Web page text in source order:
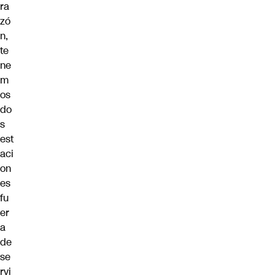
ra
zó
n,
te
ne
m
os
do
s
est
aci
on
es
fu
er
a
de
se
rvi